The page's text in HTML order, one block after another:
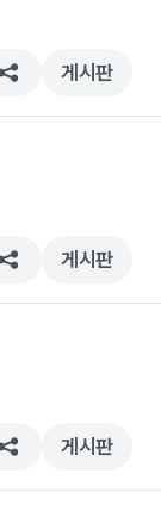
게시판
게시판
게시판